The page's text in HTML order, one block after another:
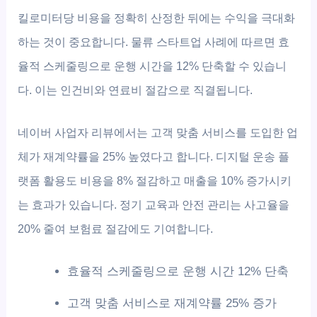
킬로미터당 비용을 정확히 산정한 뒤에는 수익을 극대화
하는 것이 중요합니다. 물류 스타트업 사례에 따르면 효
율적 스케줄링으로 운행 시간을 12% 단축할 수 있습니
다. 이는 인건비와 연료비 절감으로 직결됩니다.
네이버 사업자 리뷰에서는 고객 맞춤 서비스를 도입한 업
체가 재계약률을 25% 높였다고 합니다. 디지털 운송 플
랫폼 활용도 비용을 8% 절감하고 매출을 10% 증가시키
는 효과가 있습니다. 정기 교육과 안전 관리는 사고율을
20% 줄여 보험료 절감에도 기여합니다.
효율적 스케줄링으로 운행 시간 12% 단축
고객 맞춤 서비스로 재계약률 25% 증가